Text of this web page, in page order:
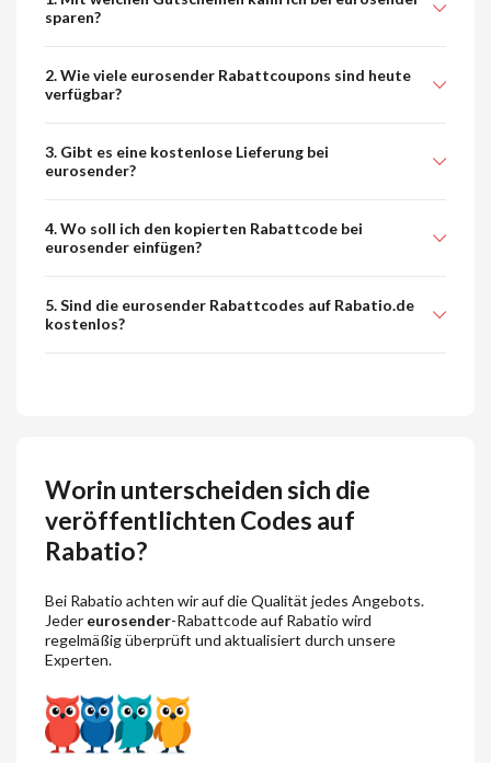
sparen?
2. Wie viele eurosender Rabattcoupons sind heute
verfügbar?
3. Gibt es eine kostenlose Lieferung bei
eurosender?
4. Wo soll ich den kopierten Rabattcode bei
eurosender einfügen?
5. Sind die eurosender Rabattcodes auf Rabatio.de
kostenlos?
Worin unterscheiden sich die
veröffentlichten Codes auf
Rabatio?
Bei Rabatio achten wir auf die Qualität jedes Angebots.
Jeder eurosender-Rabattcode auf Rabatio wird
regelmäßig überprüft und aktualisiert durch unsere
Experten.